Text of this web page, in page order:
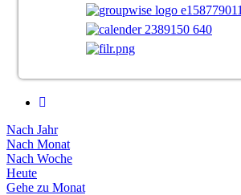
Nach Jahr
Nach Monat
Nach Woche
Heute
Gehe zu Monat